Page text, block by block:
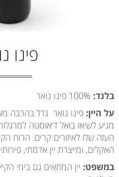
פינו
בלנד:
על היין: פינו נואר גדל בהרבה
מגיע לשיאו בואל ד׳אוסטה
העזה שלו לאיזורים קרים.
האקלים, ומייצרת יין אדמתי,
במשפט: יין המתאים גם בימי